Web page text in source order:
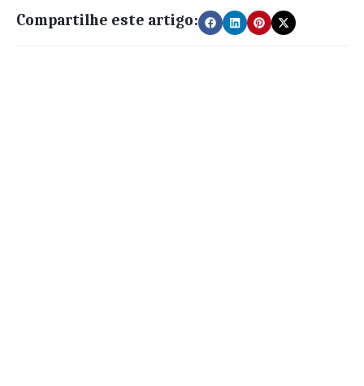
Compartilhe este artigo: